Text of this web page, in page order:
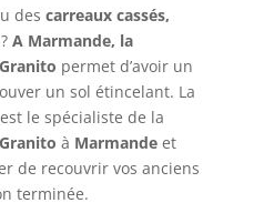
des carreaux cassés,
A Marmande, la
permet d’avoir un
un sol étincelant. La
le spécialiste de la
à Marmandeet
de recouvrir vos anciens
terminée.